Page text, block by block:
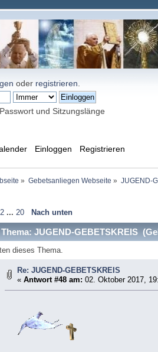
oder registrieren
und Sitzungslänge
Einloggen Registrieren
» Gebetsanliegen Webseite » JUGEND-
... 20 Nach unten
Thema: JUGEND-GEBETSKREIS
dieses Thema.
Re: JUGEND-GEBETSKREIS
«Antwort #48 am: 02. Oktober 2017,